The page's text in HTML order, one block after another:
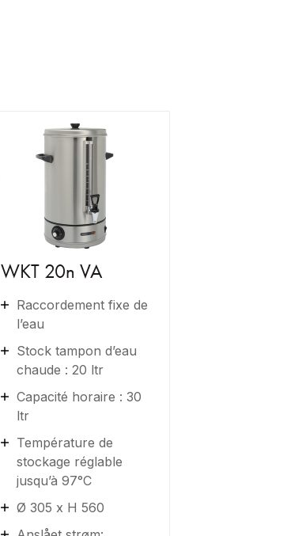
WKT 20n VA
Raccordement fixe de
l’eau
Stock tampon d’eau
chaude : 20 ltr
Capacité horaire : 30
ltr
Température de
stockage réglable
jusqu’à 97°C
Ø 305 x H 560